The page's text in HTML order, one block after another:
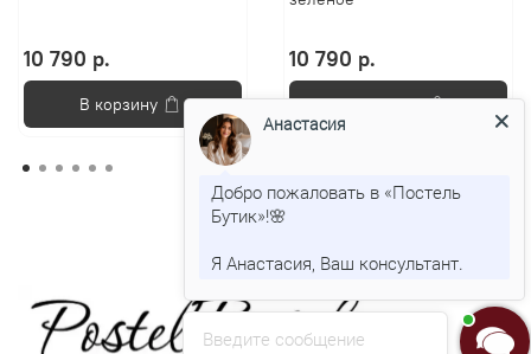
10 790 р.
В корзину
10 790 р.
В корзину
Введите сообщение
Анастасия
Добро пожаловать в «Постель
Бутик»!🌸
Я Анастасия, Ваш консультант.